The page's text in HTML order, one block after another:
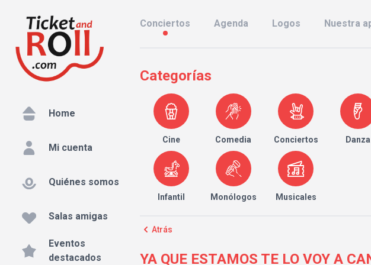
Home
Mi cuenta
Quiénes somos
Salas amigas
Eventos
destacados
Conciertos Agenda Logos Nuestra
Categorías
Cine Comedia Conciertos Danza
Infantil Monólogos Musicales
Atrás
YA QUE ESTAMOS TE LO VOY A